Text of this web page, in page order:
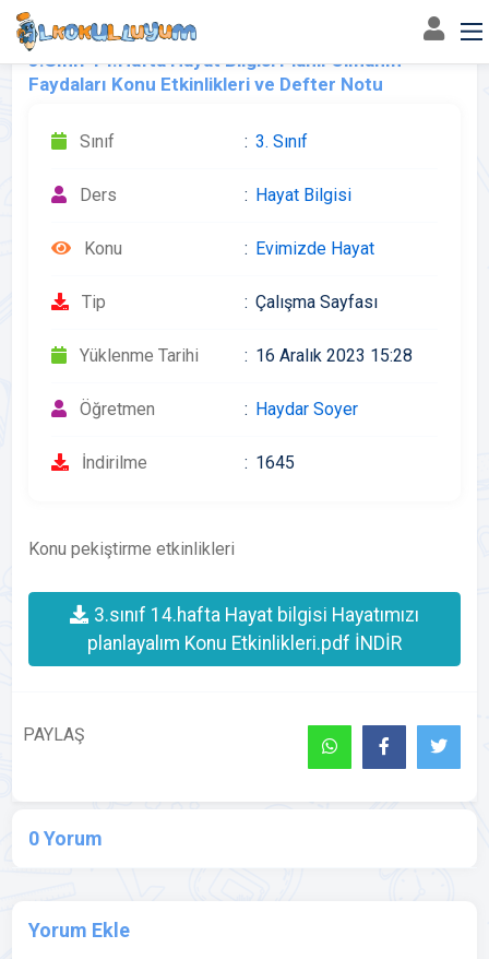
3.Sınıf 14.Hafta Hayat Bilgisi Planlı Olmanın
Faydaları Konu Etkinlikleri ve Defter Notu
Sınıf 3. Sınıf
Ders Hayat Bilgisi
Konu Evimizde Hayat
Tip Çalışma Sayfası
Yüklenme Tarihi 16 Aralık 2023 15:28
Öğretmen Haydar Soyer
İndirilme 1645
Konu pekiştirme etkinlikleri
3.sınıf 14.hafta Hayat bilgisi Hayatımızı
planlayalım Konu Etkinlikleri.pdf İNDİR
PAYLAŞ
0 Yorum
Yorum Ekle